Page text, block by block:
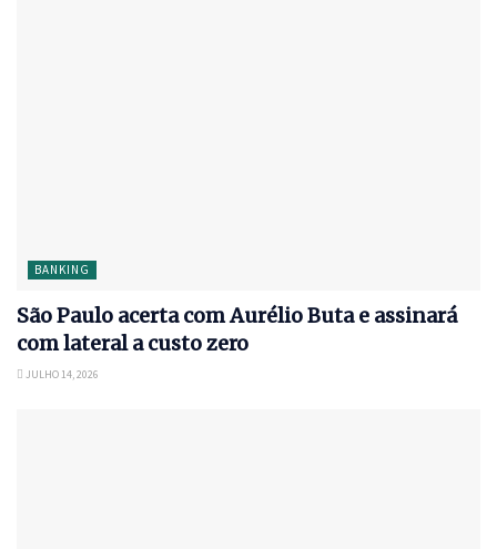
BANKING
São Paulo acerta com Aurélio Buta e assinará
com lateral a custo zero
JULHO 14, 2026